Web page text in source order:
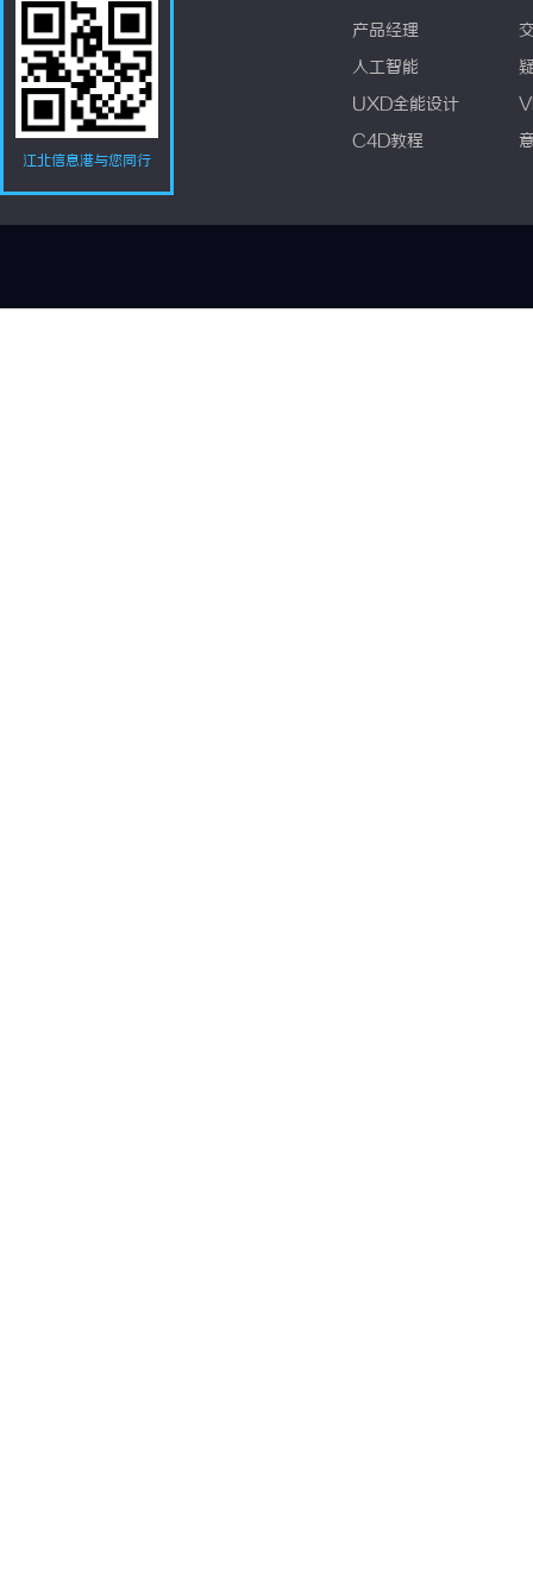
江北信息港与您同行
产品经理
人工智能
UXD全能设计
C4D教程